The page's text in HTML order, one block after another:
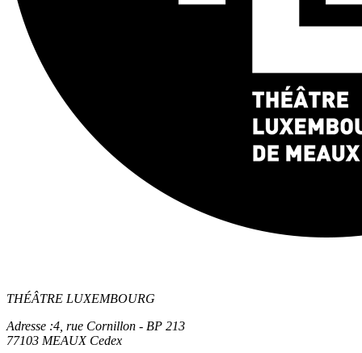
THÉÂTRE LUXEMBOURG
Adresse :4, rue Cornillon - BP 213
77103 MEAUX Cedex